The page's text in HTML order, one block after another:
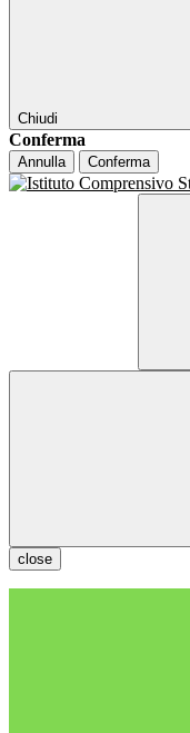
Chiudi
Conferma
Annulla Conferma
close